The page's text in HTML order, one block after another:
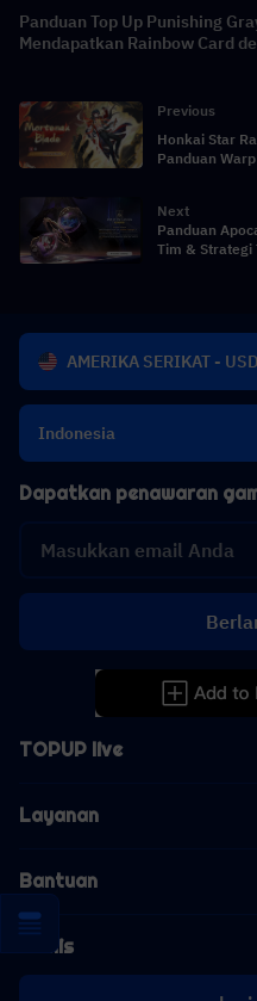
Panduan Top Up Punishing
Mendapatkan Rainbow Card
Previous
Honkai Star
Panduan Warp
Next
Panduan
Tim & Strategi
AMERIKA SERIKAT - USD
Indonesia
TOPUP live
Layanan
Bantuan
Bisnis
Dapatkan penawaran